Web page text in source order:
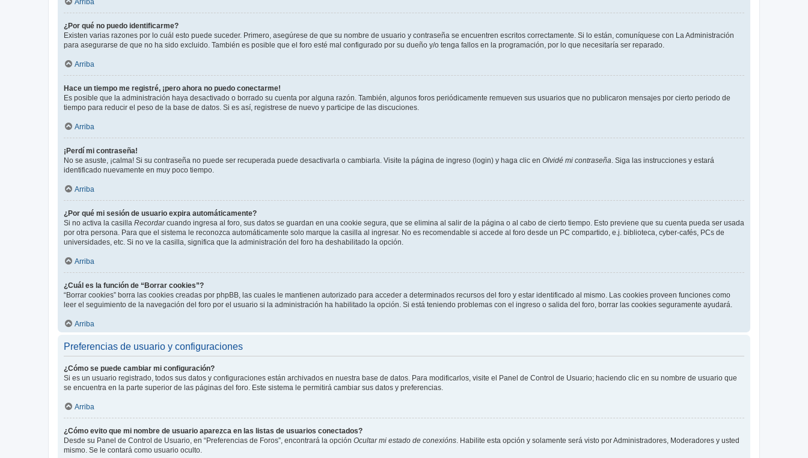
Arriba
¿Por qué no puedo identificarme?
Existen varias razones por lo cuál esto puede suceder. Primero, asegúrese de que su nombre de usuario y contraseña se encuentren escritos correctamente. Si lo están, comuníquese con La Administración
para asegurarse de que no ha sido excluido. También es posible que el foro esté mal configurado por su dueño y/o tenga fallos en la programación, por lo que necesitaría ser reparado.
Arriba
Hace un tiempo me registré, ¡pero ahora no puedo conectarme!
Es posible que la administración haya desactivado o borrado su cuenta por alguna razón. También, algunos foros periódicamente remueven sus usuarios que no publicaron mensajes por cierto periodo de
tiempo para reducir el peso de la base de datos. Si es así, registrese de nuevo y participe de las discuciones.
Arriba
¡Perdí mi contraseña!
No se asuste, ¡calma! Si su contraseña no puede ser recuperada puede desactivarla o cambiarla. Visite la página de ingreso (login) y haga clic en Olvidé mi contraseña. Siga las instrucciones y estará
identificado nuevamente en muy poco tiempo.
Arriba
¿Por qué mi sesión de usuario expira automáticamente?
Si no activa la casilla Recordarcuando ingresa al foro, sus datos se guardan en una cookie segura, que se elimina al salir de la página o al cabo de cierto tiempo. Esto previene que su cuenta pueda ser usada
por otra persona. Para que el sistema le reconozca automáticamente solo marque la casilla al ingresar. No es recomendable si accede al foro desde un PC compartido, e.j. biblioteca, cyber-cafés, PCs de
universidades, etc. Si no ve la casilla, significa que la administración del foro ha deshabilitado la opción.
Arriba
¿Cuál es la función de “Borrar cookies”?
“Borrar cookies” borra las cookies creadas por phpBB, las cuales le mantienen autorizado para acceder a determinados recursos del foro y estar identificado al mismo. Las cookies proveen funciones como
leer el seguimiento de la navegación del foro por el usuario si la administración ha habilitado la opción. Si está teniendo problemas con el ingreso o salida del foro, borrar las cookies seguramente ayudará.
Arriba
Preferencias de usuario y configuraciones
¿Cómo se puede cambiar mi configuración?
Si es un usuario registrado, todos sus datos y configuraciones están archivados en nuestra base de datos. Para modificarlos, visite el Panel de Control de Usuario; haciendo clic en su nombre de usuario que
se encuentra en la parte superior de las páginas del foro. Este sistema le permitirá cambiar sus datos y preferencias.
Arriba
¿Cómo evito que mi nombre de usuario aparezca en las listas de usuarios conectados?
Desde su Panel de Control de Usuario, en “Preferencias de Foros”, encontrará la opción Ocultar mi estado de conexións. Habilite esta opción y solamente será visto por Administradores, Moderadores y usted
mismo. Se le contará como usuario oculto.